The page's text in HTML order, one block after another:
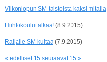
Viikonlopun SM-taistoista kaksi mitalia
Hiihtokoulut alkaa! (8.9.2015)
Raijalle SM-kultaa (7.9.2015)
« edelliset 15 seuraavat 15 »